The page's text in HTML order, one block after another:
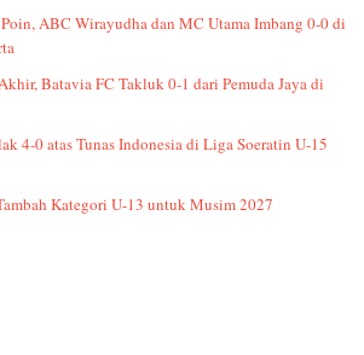
ABC Wirayudha dan MC Utama Imbang 0-0 di
Batavia FC Takluk 0-1 dari Pemuda Jaya di
4-0 atas Tunas Indonesia di Liga Soeratin U-15
Kategori U-13 untuk Musim 2027